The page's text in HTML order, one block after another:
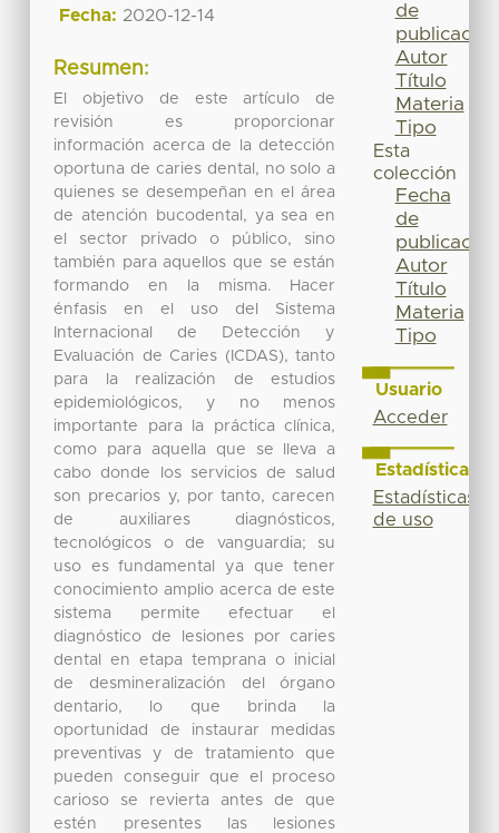
Fecha: 2020-12-14
Resumen:
El objetivo de este artículo de
revisión es proporcionar
información acerca de la detección
oportuna de caries dental, no solo a
quienes se desempeñan en el área
de atención bucodental, ya sea en
el sector privado o público, sino
también para aquellos que se están
formando en la misma. Hacer
énfasis en el uso del Sistema
Internacional de Detección y
Evaluación de Caries (ICDAS), tanto
para la realización de estudios
epidemiológicos, y no menos
importante para la práctica clínica,
como para aquella que se lleva a
cabo donde los servicios de salud
son precarios y, por tanto, carecen
de auxiliares diagnósticos,
tecnológicos o de vanguardia; su
uso es fundamental ya que tener
conocimiento amplio acerca de este
sistema permite efectuar el
diagnóstico de lesiones por caries
dental en etapa temprana o inicial
de desmineralización del órgano
dentario, lo que brinda la
oportunidad de instaurar medidas
preventivas y de tratamiento que
pueden conseguir que el proceso
carioso se revierta antes de que
estén presentes las lesiones
de
publicación
Autor
Título
Materia
Tipo
Esta
colección
Fecha
de
publicación
Autor
Título
Materia
Tipo
Usuario
Acceder
Estadísticas
Estadísticas
de uso